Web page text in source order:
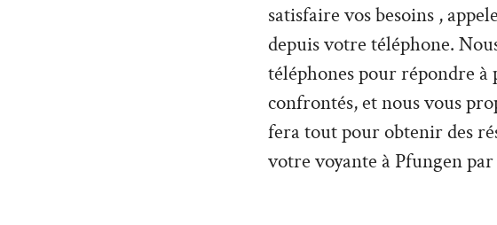
satisfaire vos besoins ,
depuis votre téléphone.
téléphones pour répondre à
confrontés, et nous vous
fera tout pour obtenir des
votre voyante à Pfungen